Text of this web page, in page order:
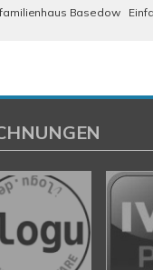
Basedow